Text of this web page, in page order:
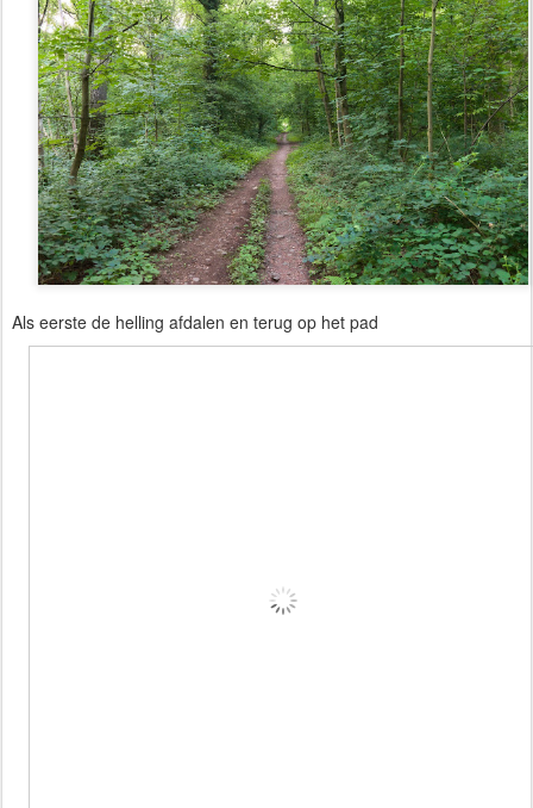
Als eerste de helling afdalen en terug op het pad